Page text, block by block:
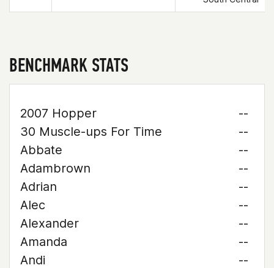
BENCHMARK STATS
2007 Hopper
--
30 Muscle-ups For Time
--
Abbate
--
Adambrown
--
Adrian
--
Alec
--
Alexander
--
Amanda
--
Andi
--